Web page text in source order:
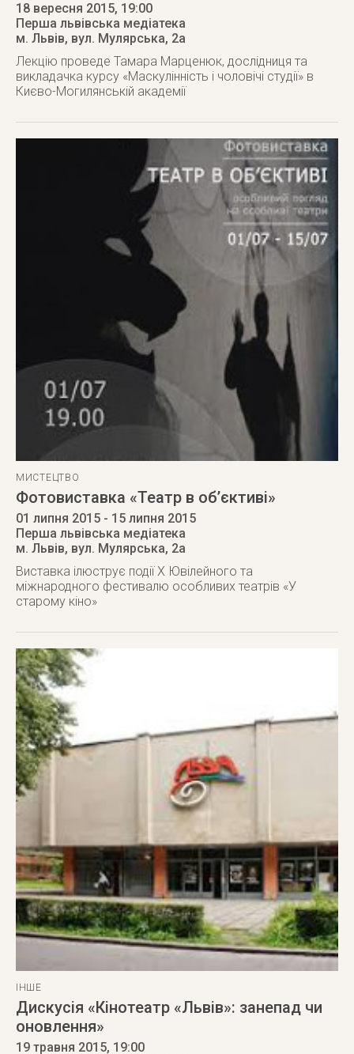
18 вересня 2015, 19:00
Перша львівська медіатека
м. Львів, вул. Мулярська, 2а
Лекцію проведе Тамара Марценюк, дослідниця та
викладачка курсу «Маскулінність і чоловічі студії» в
Києво-Могилянській академії
МИСТЕЦТВО
Фотовиставка «Театр в об’єктиві»
01 липня 2015 - 15 липня 2015
Перша львівська медіатека
м. Львів, вул. Мулярська, 2а
Виставка ілюструє події Х Ювілейного та
міжнародного фестивалю особливих театрів «У
старому кіно»
ІНШЕ
Дискусія «Кінотеатр «Львів»: занепад чи
оновлення»
19 травня 2015, 19:00